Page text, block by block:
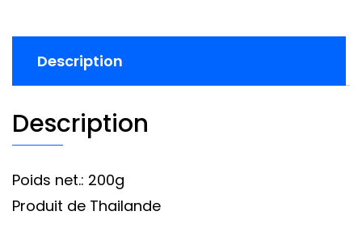
Description
Description
Poids net.: 200g
Produit de Thailande